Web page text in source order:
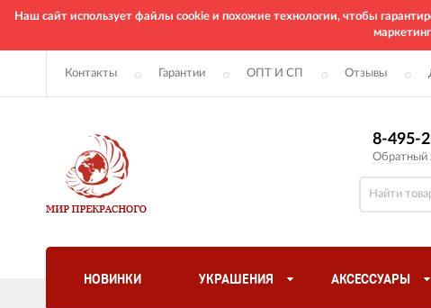
Наш сайт использует файлы cookie и похожие технологии, чтобы
Контакты Гарантии ОПТ И СП Отзывы
8-495-
Обратный
НОВИНКИ УКРАШЕНИЯ АКСЕССУАРЫ